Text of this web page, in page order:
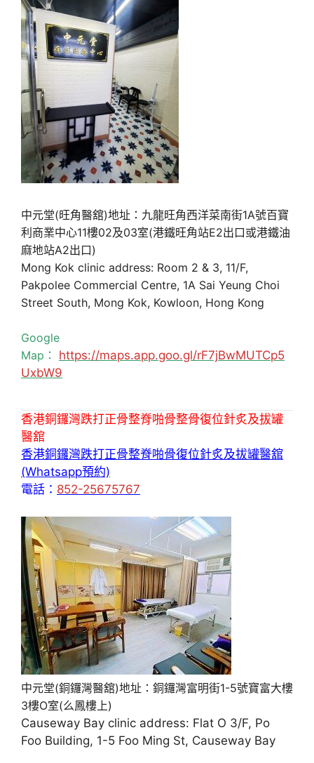
中元堂(旺角醫舘)地址：九龍旺角西洋菜南街1A號百寶
利商業中心11樓02及03室(港鐵旺角站E2出口或港鐵油
麻地站A2出口)
Mong Kok clinic address: Room 2 & 3, 11/F,
Pakpolee Commercial Centre, 1A Sai Yeung Choi
Street South, Mong Kok, Kowloon, Hong Kong
Google
Map： https://maps.app.goo.gl/rF7jBwMUTCp5
UxbW9
香港銅鑼灣跌打正骨整脊啪骨整骨復位針炙及拔罐
醫舘
香港銅鑼灣跌打正骨整脊啪骨復位針炙及拔罐醫舘
(Whatsapp預約)
電話： 852-25675767
中元堂(銅鑼灣醫舘)地址：銅鑼灣富明街1-5號寶富大樓
3樓O室(么鳳樓上)
Causeway Bay clinic address: Flat O 3/F, Po
Foo Building, 1-5 Foo Ming St, Causeway Bay